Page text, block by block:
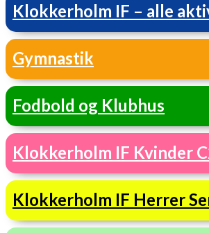
Klokkerholm IF – alle
Gymnastik
Fodbold og Klubhus
Klokkerholm IF Kvinder
Klokkerholm IF Herrer